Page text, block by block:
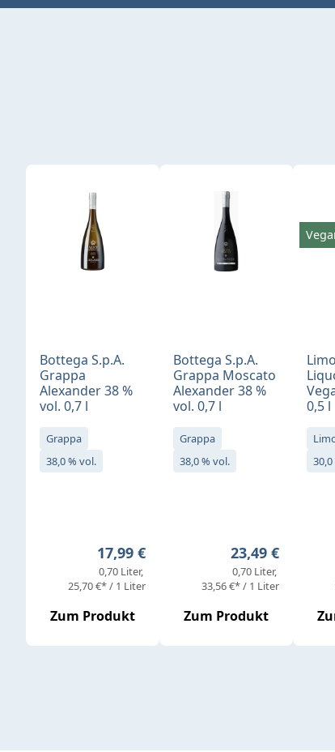
Produktgalerie überspringen
Bottega S.p.A.
Grappa
Alexander 38 %
vol. 0,7 l
Grappa
38,0 % vol.
Regulärer Preis:
17,99 €
0,70 Liter
25,70 €* / 1 Liter
Zum Produkt
Bottega S.p.A.
Grappa Moscato
Alexander 38 %
vol. 0,7 l
Grappa
38,0 % vol.
Regulärer Preis:
23,49 €
0,70 Liter
33,56 €* / 1 Liter
Zum Produkt
0,5 l